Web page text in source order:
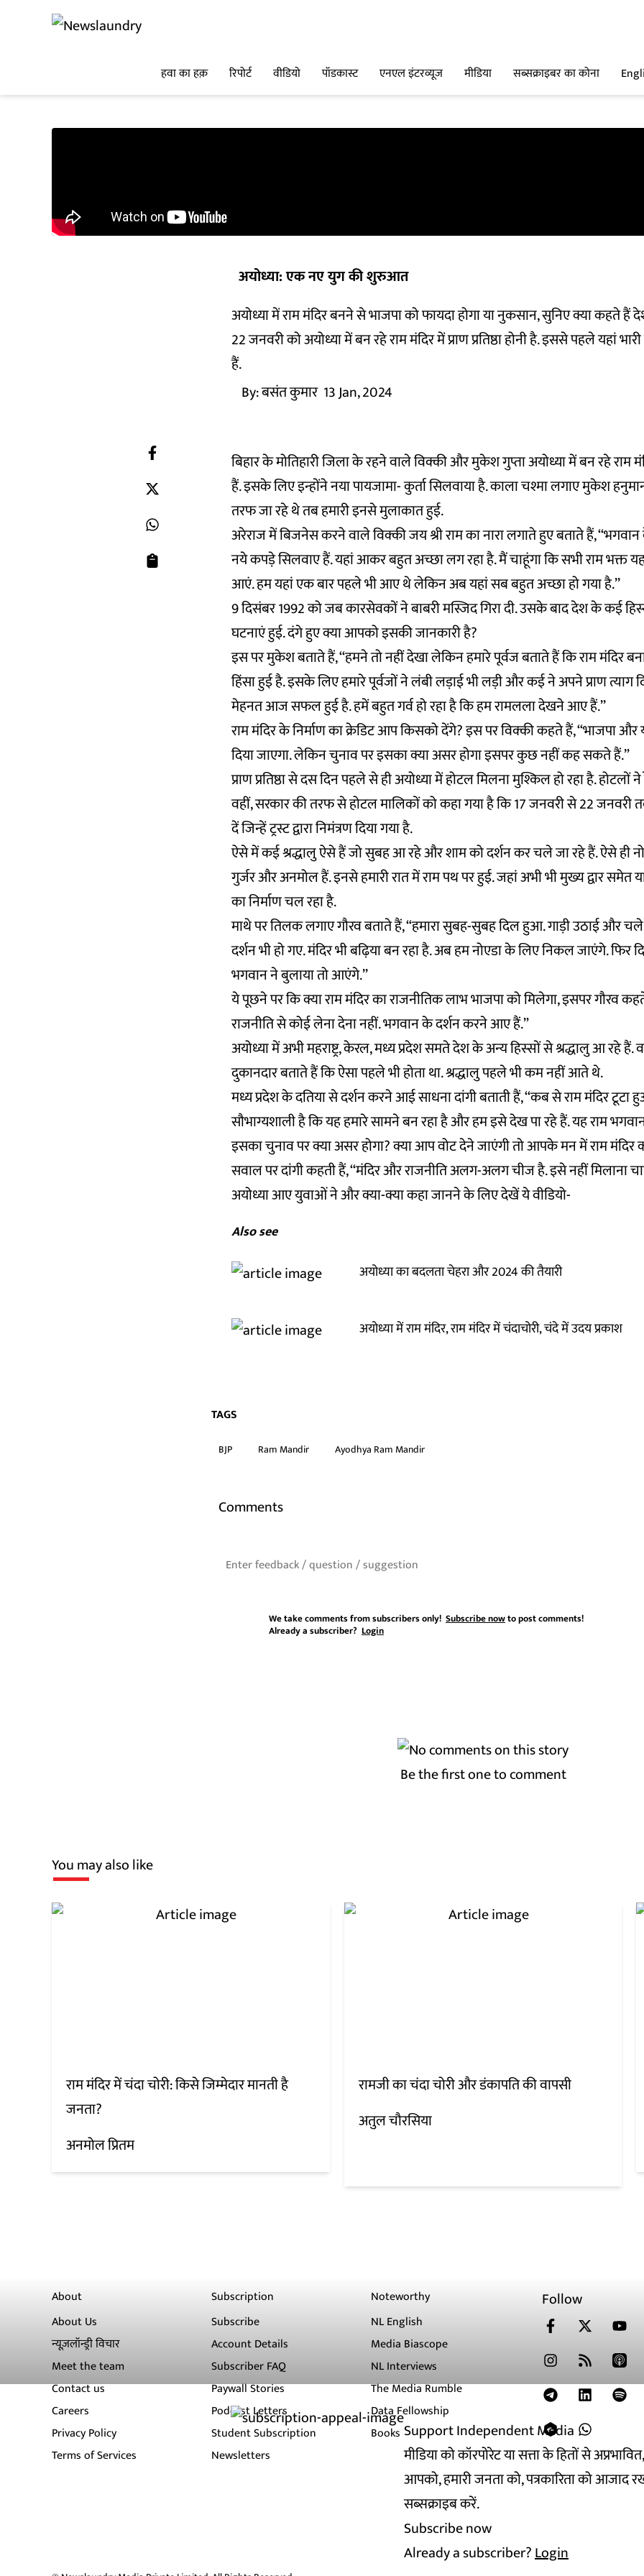
हवा का हक़ रिपोर्ट वीडियो पॉडकास्ट एनएल इंटरव्यूज मीडिया सब्सक्राइबर का कोना
अयोध्या: एक नए युग की शुरुआत
अयोध्या में राम मंदिर बनने से भाजपा को फायदा होगा या नुकसान, सुनिए क्या कहते हैं
22 जनवरी को अयोध्या में बन रहे राम मंदिर में प्राण प्रतिष्ठा होनी है. इससे पहले यहां
हैं.
By:बसंत कुमार 13 Jan, 2024
बिहार के मोतिहारी जिला के रहने वाले विक्की और मुकेश गुप्ता अयोध्या में बन रहे
हैं. इसके लिए इन्होंने नया पायजामा- कुर्ता सिलवाया है. काला चश्मा लगाए मुकेश
तरफ जा रहे थे तब हमारी इनसे मुलाकात हुई.
अरेराज में बिजनेस करने वाले विक्की जय श्री राम का नारा लगाते हुए बताते हैं,
नये कपड़े सिलवाए हैं. यहां आकर बहुत अच्छा लग रहा है. मैं चाहूंगा कि सभी राम भक्त
आएं. हम यहां एक बार पहले भी आए थे लेकिन अब यहां सब बहुत अच्छा हो गया है.’’
9 दिसंबर 1992 को जब कारसेवकों ने बाबरी मस्जिद गिरा दी. उसके बाद देश के कई
घटनाएं हुई. दंगे हुए क्या आपको इसकी जानकारी है?
इस पर मुकेश बताते हैं, ‘‘हमने तो नहीं देखा लेकिन हमारे पूर्वज बताते हैं कि राम मंदिर
हिंसा हुई है. इसके लिए हमारे पूर्वजों ने लंबी लड़ाई भी लड़ी और कई ने अपने प्राण त्याग
मेहनत आज सफल हुई है. हमें बहुत गर्व हो रहा है कि हम रामलला देखने आए हैं.’’
राम मंदिर के निर्माण का क्रेडिट आप किसको देंगे? इस पर विक्की कहते हैं, ‘‘भाजपा और
दिया जाएगा. लेकिन चुनाव पर इसका क्या असर होगा इसपर कुछ नहीं कह सकते हैं.”
प्राण प्रतिष्ठा से दस दिन पहले से ही अयोध्या में होटल मिलना मुश्किल हो रहा है. होटलों
वहीं, सरकार की तरफ से होटल मालिकों को कहा गया है कि 17 जनवरी से 22 जनवरी
दें जिन्हें ट्रस्ट द्वारा निमंत्रण दिया गया है.
ऐसे में कई श्रद्धालु ऐसे हैं जो सुबह आ रहे और शाम को दर्शन कर चले जा रहे हैं. ऐसे ही
गुर्जर और अनमोल हैं. इनसे हमारी रात में राम पथ पर हुई. जहां अभी भी मुख्य द्वार समेत
का निर्माण चल रहा है.
माथे पर तिलक लगाए गौरव बताते हैं, “हमारा सुबह-सुबह दिल हुआ. गाड़ी उठाई और
दर्शन भी हो गए. मंदिर भी बढ़िया बन रहा है. अब हम नोएडा के लिए निकल जाएंगे. फिर
भगवान ने बुलाया तो आएंगे.’’
ये पूछने पर कि क्या राम मंदिर का राजनीतिक लाभ भाजपा को मिलेगा, इसपर गौरव
राजनीति से कोई लेना देना नहीं. भगवान के दर्शन करने आए हैं.”
अयोध्या में अभी महराष्ट्र, केरल, मध्य प्रदेश समते देश के अन्य हिस्सों से श्रद्धालु आ रहे हैं.
दुकानदार बताते हैं कि ऐसा पहले भी होता था. श्रद्धालु पहले भी कम नहीं आते थे.
मध्य प्रदेश के दतिया से दर्शन करने आई साधना दांगी बताती हैं, ‘‘कब से राम मंदिर टूटा
सौभाग्यशाली है कि यह हमारे सामने बन रहा है और हम इसे देख पा रहे हैं. यह राम भगवान
इसका चुनाव पर क्या असर होगा? क्या आप वोट देने जाएंगी तो आपके मन में राम मंदिर
सवाल पर दांगी कहती हैं, ‘‘मंदिर और राजनीति अलग-अलग चीज है. इसे नहीं मिलाना
अयोध्या आए युवाओं ने और क्या-क्या कहा जानने के लिए देखें ये वीडियो-
Support Independent Media
मीडिया को कॉरपोरेट या सत्ता के हितों से
आपको, हमारी जनता को, पत्रकारिता को
सब्सक्राइब करें.
Subscribe now
Already a subscriber?Login
Also see
अयोध्या का बदलता चेहरा और 2024 की तैयारी
अयोध्या में राम मंदिर, राम मंदिर में चंदाचोरी, चंदे में उदय प्रकाश
TAGS
BJP Ram Mandir Ayodhya Ram Mandir
Comments
We take comments from subscribers only! Subscribe nowto post comments!
Already a subscriber? Login
Be the first one to comment
You may also like
राम मंदिर में चंदा चोरी: किसे जिम्मेदार मानती है
जनता?
अनमोल प्रितम
रामजी का चंदा चोरी और डंकापति की वापसी
अतुल चौरसिया
About
About Us
न्यूज़लॉन्ड्री विचार
Meet the team
Contact us
Careers
Privacy Policy
Terms of Services
Subscription
Subscribe
Account Details
Subscriber FAQ
Paywall Stories
Podcast Letters
Student Subscription
Newsletters
Noteworthy
NL English
Media Biascope
NL Interviews
The Media Rumble
Data Fellowship
Books
Follow